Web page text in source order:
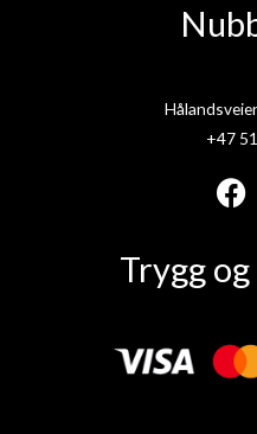
+47
F
c
b
o
Trygg